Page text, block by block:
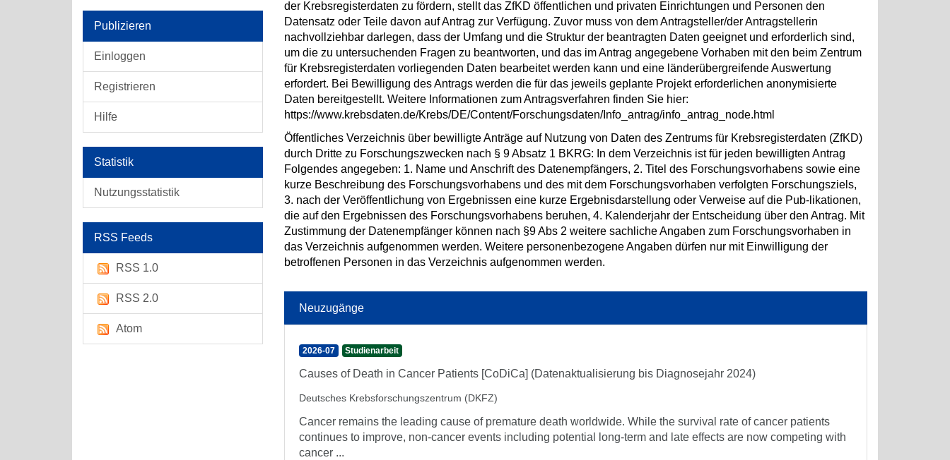
Publizieren
Einloggen
Registrieren
Hilfe
Statistik
Nutzungsstatistik
RSS Feeds
RSS 1.0
RSS 2.0
Atom
der Krebsregisterdaten zu fördern, stellt das ZfKD öffentlichen und privaten Einrichtungen und Personen den
Datensatz oder Teile davon auf Antrag zur Verfügung. Zuvor muss von dem Antragsteller/der Antragstellerin
nachvollziehbar darlegen, dass der Umfang und die Struktur der beantragten Daten geeignet und erforderlich sind,
um die zu untersuchenden Fragen zu beantworten, und das im Antrag angegebene Vorhaben mit den beim Zentrum
für Krebsregisterdaten vorliegenden Daten bearbeitet werden kann und eine länderübergreifende Auswertung
erfordert. Bei Bewilligung des Antrags werden die für das jeweils geplante Projekt erforderlichen anonymisierte
Daten bereitgestellt. Weitere Informationen zum Antragsverfahren finden Sie hier:
https://www.krebsdaten.de/Krebs/DE/Content/Forschungsdaten/Info_antrag/info_antrag_node.html
Öffentliches Verzeichnis über bewilligte Anträge auf Nutzung von Daten des Zentrums für Krebsregisterdaten (ZfKD)
durch Dritte zu Forschungszwecken nach § 9 Absatz 1 BKRG: In dem Verzeichnis ist für jeden bewilligten Antrag
Folgendes angegeben: 1. Name und Anschrift des Datenempfängers, 2. Titel des Forschungsvorhabens sowie eine
kurze Beschreibung des Forschungsvorhabens und des mit dem Forschungsvorhaben verfolgten Forschungsziels,
3. nach der Veröffentlichung von Ergebnissen eine kurze Ergebnisdarstellung oder Verweise auf die Pub-likationen,
die auf den Ergebnissen des Forschungsvorhabens beruhen, 4. Kalenderjahr der Entscheidung über den Antrag. Mit
Zustimmung der Datenempfänger können nach §9 Abs 2 weitere sachliche Angaben zum Forschungsvorhaben in
das Verzeichnis aufgenommen werden. Weitere personenbezogene Angaben dürfen nur mit Einwilligung der
betroffenen Personen in das Verzeichnis aufgenommen werden.
Neuzugänge
2026-07 Studienarbeit
Causes of Death in Cancer Patients [CoDiCa] (Datenaktualisierung bis Diagnosejahr 2024)
Deutsches Krebsforschungszentrum (DKFZ)
Cancer remains the leading cause of premature death worldwide. While the survival rate of cancer patients
continues to improve, non-cancer events including potential long-term and late effects are now competing with
cancer ...